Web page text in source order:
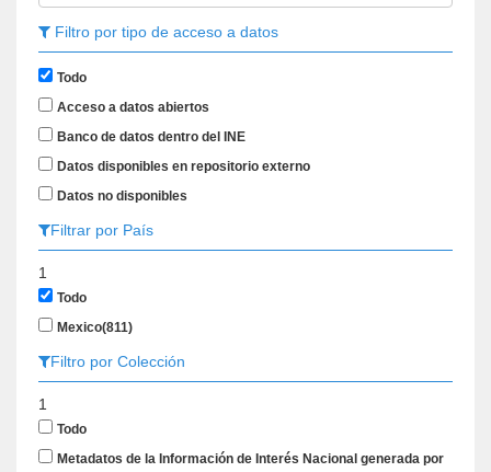
Filtro por tipo de acceso a datos
Todo
Acceso a datos abiertos
Banco de datos dentro del INE
Datos disponibles en repositorio externo
Datos no disponibles
Filtrar por País
1
Todo
Mexico(811)
Filtro por Colección
1
Todo
Metadatos de la Información de Interés Nacional generada por